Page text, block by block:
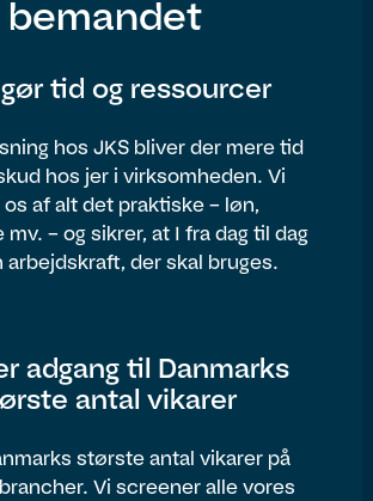
bemandet
tid og ressourcer
hos JKS bliver der mere tid
hos jer i virksomheden. Vi
os af alt det praktiske – løn,
– og sikrer, at I fra dag til dag
arbejdskraft, der skal bruges.
adgang til Danmarks
antal vikarer
største antal vikarer på
Vi screener alle vores